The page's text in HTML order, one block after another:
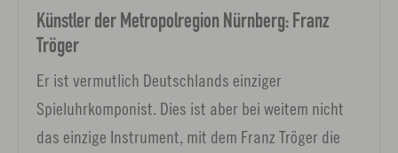
Künstler der Metropolregion Nürnberg: Franz
Tröger
Er ist vermutlich Deutschlands einziger
Spieluhrkomponist. Dies ist aber bei weitem nicht
das einzige Instrument, mit dem Franz Tröger die